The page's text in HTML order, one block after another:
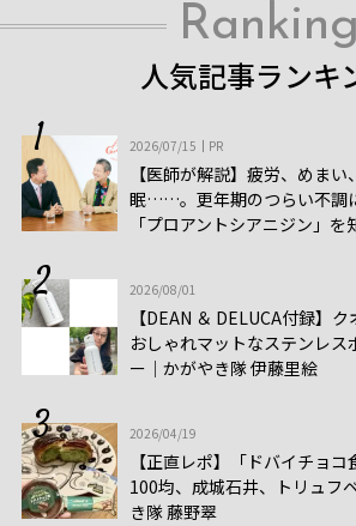
Ranking
人気記事ランキ
2026/07/15 PR
【医師が解説】疲労、めま
眠……。更年期のつらい不調
「プロアントシアニジン」を
2026/08/01
【DEAN ＆ DELUCA付録】
おしゃれマットなステンレス
ー│かがやき隊 伊藤里絵
2026/04/19
【正直レポ】「ドバイチョコ
100均、成城石井、トリュフ
き隊 藤野翠